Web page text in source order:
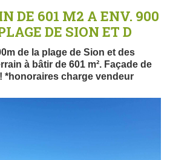
DE 601 M2 A ENV. 900
DE SION ET D
de la plage de Sion et des
à bâtir de 601 m². Façade de
*honoraires charge vendeur